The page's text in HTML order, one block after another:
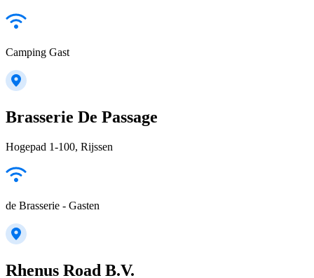
Camping Gast
Brasserie De Passage
Hogepad 1-100, Rijssen
de Brasserie - Gasten
Rhenus Road B.V.